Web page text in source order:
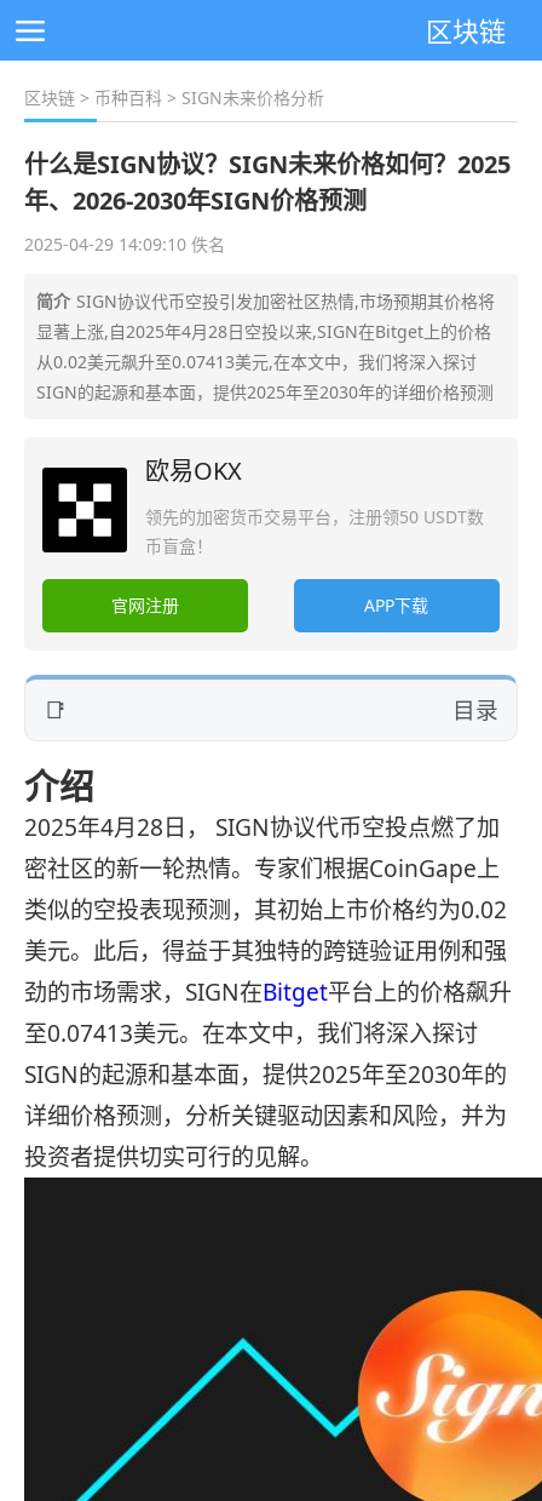
区块链
区块链 > 币种百科 > SIGN未来价格分析
什么是SIGN协议？SIGN未来价格如何？2025
年、2026-2030年SIGN价格预测
2025-04-29 14:09:10 佚名
简介 SIGN协议代币空投引发加密社区热情,市场预期其价格将
显著上涨,自2025年4月28日空投以来,SIGN在Bitget上的价格
从0.02美元飙升至0.07413美元,在本文中，我们将深入探讨
SIGN的起源和基本面，提供2025年至2030年的详细价格预测
欧易OKX
领先的加密货币交易平台，注册领50 USDT数
币盲盒！
官网注册 APP下载
目录
介绍
2025年4月28日， SIGN协议代币空投点燃了加
密社区的新一轮热情。专家们根据CoinGape上
类似的空投表现预测，其初始上市价格约为0.02
美元。此后，得益于其独特的跨链验证用例和强
劲的市场需求，SIGN在Bitget平台上的价格飙升
至0.07413美元。在本文中，我们将深入探讨
SIGN的起源和基本面，提供2025年至2030年的
详细价格预测，分析关键驱动因素和风险，并为
投资者提供切实可行的见解。